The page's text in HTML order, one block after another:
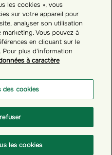
fonds
ES
cookies
les cookies », vous
sur votre appareil pour
analyser son utilisation
Vous pouvez à
en cliquant sur le
Pour plus d'information
à caractère
des cookies
les cookies